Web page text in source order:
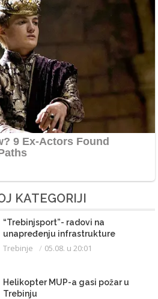
KATEGORIJI
“Trebinjsport”- radovi na
unapređenju infrastrukture
Trebinje 05.08. u 20:01
Helikopter MUP-a gasi požar u
Trebinju